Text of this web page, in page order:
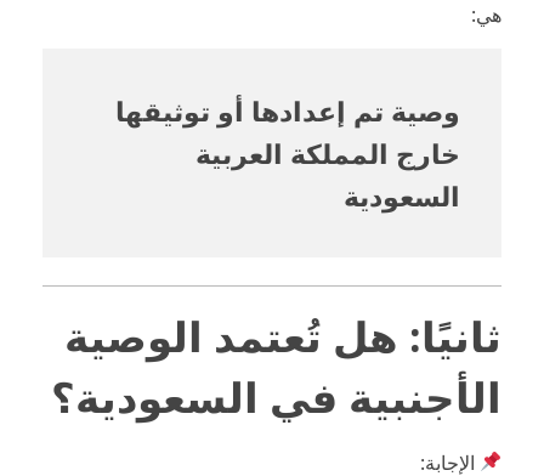
هي:
وصية تم إعدادها أو توثيقها
خارج المملكة العربية
السعودية
ثانيًا: هل تُعتمد الوصية
الأجنبية في السعودية؟
الإجابة: